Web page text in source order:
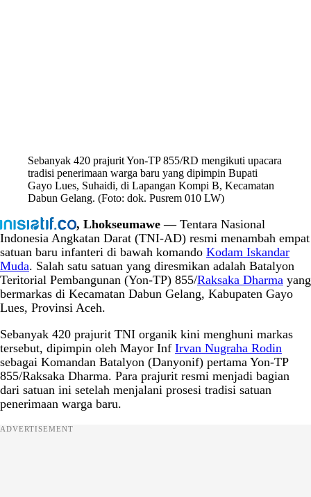
Sebanyak 420 prajurit Yon-TP 855/RD mengikuti upacara
tradisi penerimaan warga baru yang dipimpin Bupati
Gayo Lues, Suhaidi, di Lapangan Kompi B, Kecamatan
Dabun Gelang. (Foto: dok. Pusrem 010 LW)
, Lhokseumawe —Tentara Nasional
Indonesia Angkatan Darat (TNI-AD) resmi menambah empat
satuan baru infanteri di bawah komando Kodam Iskandar
Muda. Salah satu satuan yang diresmikan adalah Batalyon
Teritorial Pembangunan (Yon-TP) 855/Raksaka Dharma yang
bermarkas di Kecamatan Dabun Gelang, Kabupaten Gayo
Lues, Provinsi Aceh.
Sebanyak 420 prajurit TNI organik kini menghuni markas
tersebut, dipimpin oleh Mayor Inf Irvan Nugraha Rodin
sebagai Komandan Batalyon (Danyonif) pertama Yon-TP
855/Raksaka Dharma. Para prajurit resmi menjadi bagian
dari satuan ini setelah menjalani prosesi tradisi satuan
penerimaan warga baru.
ADVERTISEMENT